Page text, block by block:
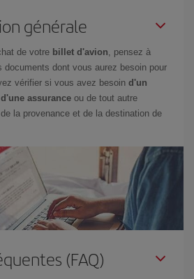
générale
de votre billet d'avion, pensez à
documents dont vous aurez besoin pour
vérifier si vous avez besoin d'un
assurance ou de tout autre
la provenance et de la destination de
(FAQ)